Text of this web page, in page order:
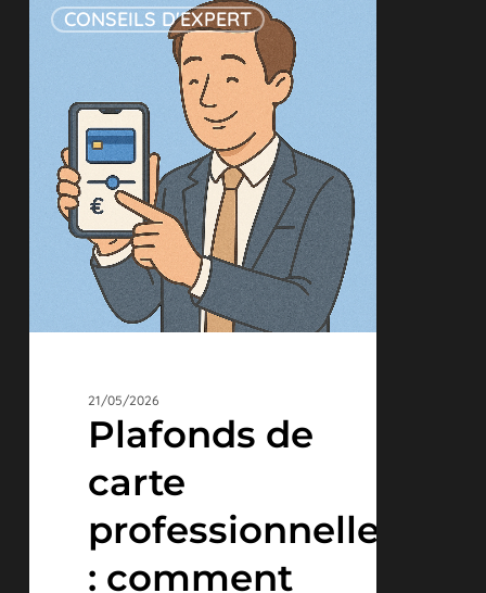
comment
modifier
temps
CONSEILS D'EXPERT
21/05/2026
Plafonds de
carte
professionnelle
: comment